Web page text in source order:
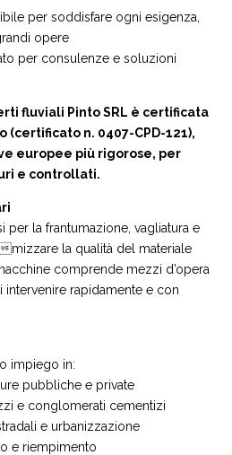
per soddisfare ogni esigenza,
opere
per consulenze e soluzioni
fluviali Pinto SRL è certificata
(certificato n. 0407-CPD-121),
europee più rigorose, per
e controllati.
per la frantumazione, vagliatura e
mizzare la qualità del materiale
comprende mezzi d’opera
intervenire rapidamente e con
impiego in:
pubbliche e private
e conglomerati cementizi
e urbanizzazione
e riempimento